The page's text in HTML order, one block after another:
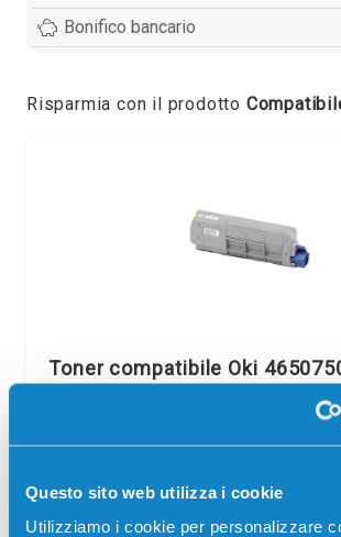
Questo sito web utilizza i cookie
Utilizziamo i cookie per personalizzare
Bonifico bancario
Risparmia con il prodotto
Toner compatibile Oki
Toner compatibile Oki 46507505 C612
pagine per Stampanti: Oki C612DN, Oki